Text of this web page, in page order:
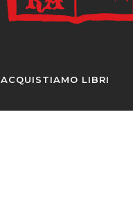
ACQUISTIAMO LIBRI